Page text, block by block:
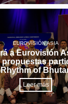
EUROVISIÓN ASIA
a Eurovisión
Rhythm of
Leer más